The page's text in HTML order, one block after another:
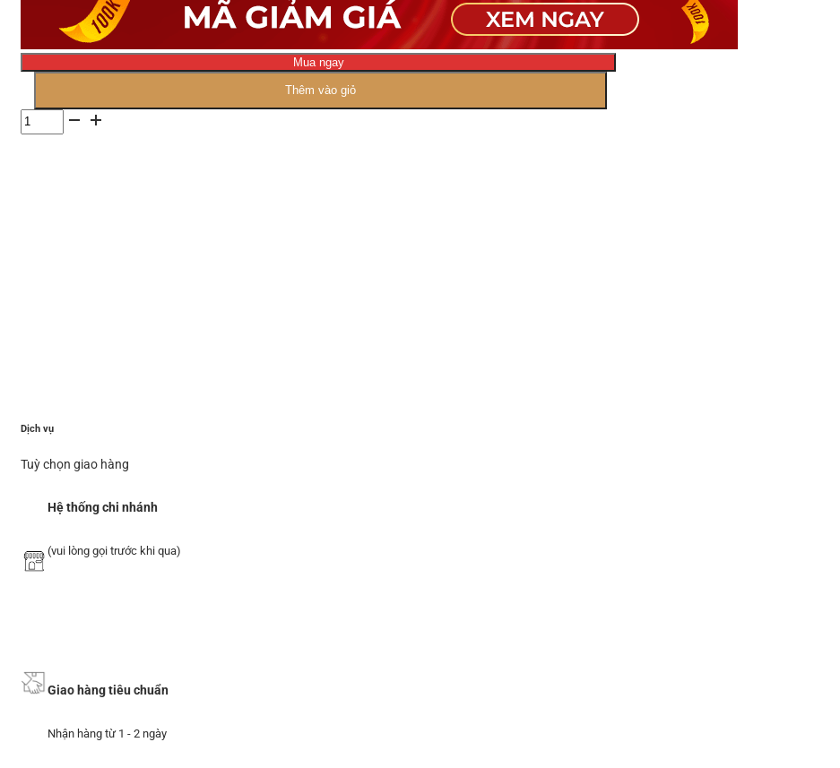
Số
lượng
Thêm vào giỏ
Mua ngay
Dịch vụ
Tuỳ chọn giao hàng
Hệ thống chi nhánh
(vui lòng gọi trước khi qua)
Giao hàng tiêu chuẩn
Nhận hàng từ 1 - 2 ngày